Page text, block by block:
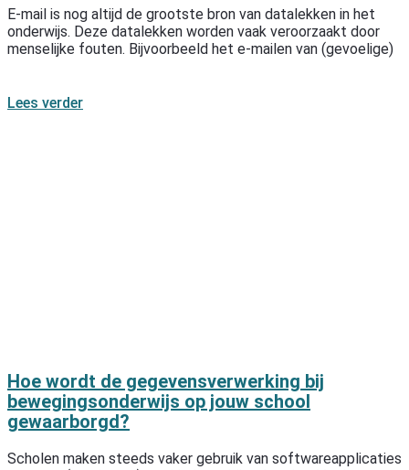
E-mail is nog altijd de grootste bron van datalekken in het
onderwijs. Deze datalekken worden vaak veroorzaakt door
menselijke fouten. Bijvoorbeeld het e-mailen van (gevoelige)
Lees verder
Hoe wordt de gegevensverwerking bij
bewegingsonderwijs op jouw school
gewaarborgd?
Scholen maken steeds vaker gebruik van softwareapplicaties